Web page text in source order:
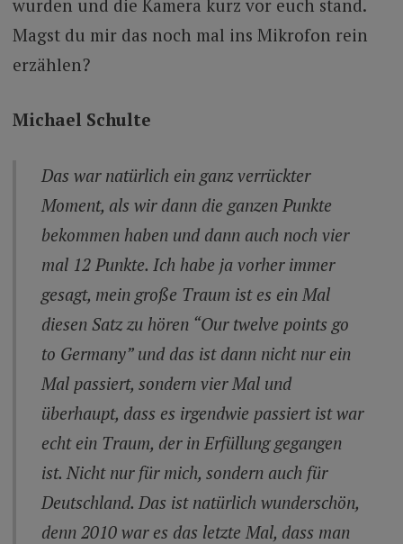
wurden und die Kamera kurz vor euch stand.
Magst du mir das noch mal ins Mikrofon rein
erzählen?
Michael Schulte
Das war natürlich ein ganz verrückter
Moment, als wir dann die ganzen Punkte
bekommen haben und dann auch noch vier
mal 12 Punkte. Ich habe ja vorher immer
gesagt, mein große Traum ist es ein Mal
diesen Satz zu hören “Our twelve points go
to Germany” und das ist dann nicht nur ein
Mal passiert, sondern vier Mal und
überhaupt, dass es irgendwie passiert ist war
echt ein Traum, der in Erfüllung gegangen
ist. Nicht nur für mich, sondern auch für
Deutschland. Das ist natürlich wunderschön,
denn 2010 war es das letzte Mal, dass man